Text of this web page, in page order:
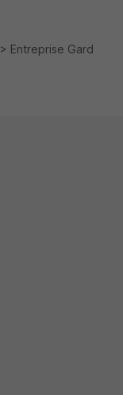
Entreprise Gard